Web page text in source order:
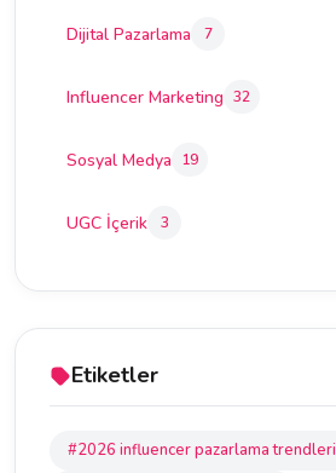
Dijital Pazarlama 7
Influencer Marketing 32
Sosyal Medya 19
UGC İçerik 3
Etiketler
#2026 influencer pazarlama trendleri